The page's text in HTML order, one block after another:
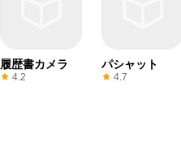
履歴書カメラ
4.2
パシャット
4.7